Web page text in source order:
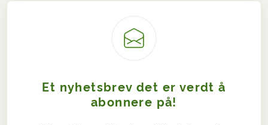
Et nyhetsbrev det er verdt å
abonnere på!